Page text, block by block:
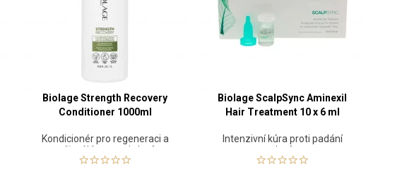
Biolage Strength Recovery
Conditioner 1000ml
Kondicionér pro regeneraci a
snížení lámavosti vlasů
Biolage ScalpSync Aminexil
Hair Treatment 10 x 6 ml
Intenzivní kúra proti padání
vlasů